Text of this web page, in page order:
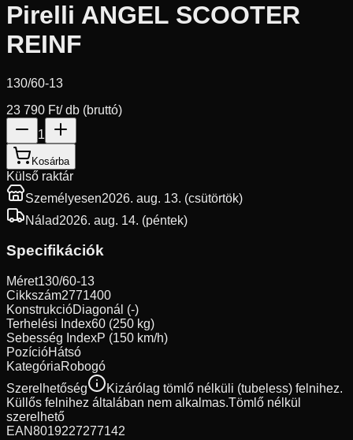
Pirelli ANGEL SCOOTER
REINF
130/60-13
23 790 Ft/ db (bruttó)
1
Kosárba
Külső raktár
Személyesen2026. aug. 13. (csütörtök)
Nálad2026. aug. 14. (péntek)
Specifikációk
Méret130/60-13
Cikkszám2771400
KonstrukcióDiagonál (-)
Terhelési Index60 (250 kg)
Sebesség IndexP (150 km/h)
PozícióHátsó
KategóriaRobogó
Szerelhetőség
Kizárólag tömlő nélküli (tubeless) felnihez.
Küllős felnihez általában nem alkalmas.Tömlő nélkül
szerelhető
EAN8019227277142